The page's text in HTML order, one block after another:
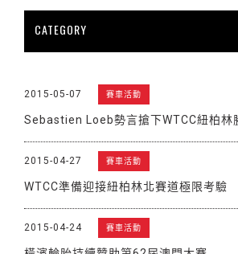
CATEGORY
販促活動
2015-05-07 賽車活動
Sebastien Loeb勢言搶下WTCC紐柏林
2015-04-27 賽車活動
WTCC準備迎接紐柏林北賽道極限考驗
2015-04-24 賽車活動